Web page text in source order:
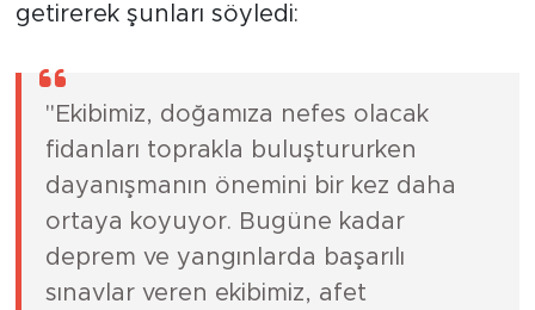
getirerek şunları söyledi:
"Ekibimiz, doğamıza nefes olacak
fidanları toprakla buluştururken
dayanışmanın önemini bir kez daha
ortaya koyuyor. Bugüne kadar
deprem ve yangınlarda başarılı
sınavlar veren ekibimiz, afet